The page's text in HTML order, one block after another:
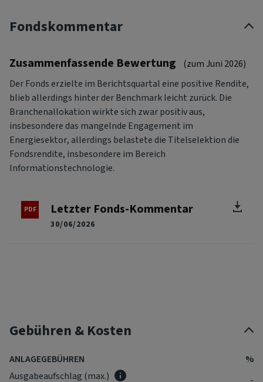
Fondskommentar
Zusammenfassende Bewertung
(zum Juni 2026)
Der Fonds erzielte im Berichtsquartal eine positive Rendite,
blieb allerdings hinter der Benchmark leicht zurück. Die
Branchenallokation wirkte sich zwar positiv aus,
insbesondere das mangelnde Engagement im
Energiesektor, allerdings belastete die Titelselektion die
Fondsrendite, insbesondere im Bereich
Informationstechnologie.
30/06/2026
Letzter Fonds-Kommentar
Gebühren & Kosten
ANLAGEGEBÜHREN
%
Ausgabeaufschlag (max.)